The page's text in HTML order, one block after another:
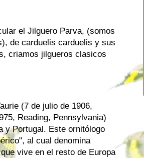
el Jilguero Parva, (somos
de carduelis carduelis y sus
criamos jilgueros clasicos
(7 de julio de 1906,
Reading, Pennsylvania)
y Portugal. Este ornitólogo
al cual denomina
vive en el resto de Europa